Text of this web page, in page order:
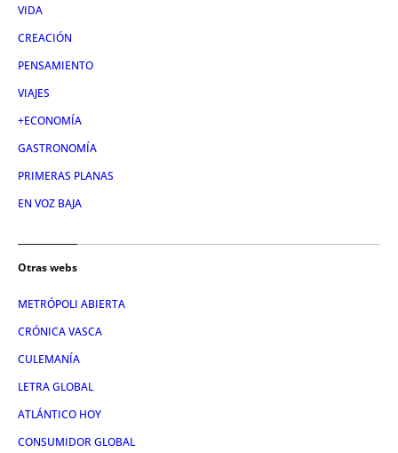
VIDA
CREACIÓN
PENSAMIENTO
VIAJES
+ECONOMÍA
GASTRONOMÍA
PRIMERAS PLANAS
EN VOZ BAJA
Otras webs
METRÓPOLI ABIERTA
CRÓNICA VASCA
CULEMANÍA
LETRA GLOBAL
ATLÁNTICO HOY
CONSUMIDOR GLOBAL